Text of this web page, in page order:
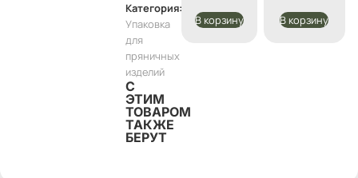
Категория:
Упаковка
для
пряничных
изделий
С
ЭТИМ
ТОВАРОМ
ТАКЖЕ
БЕРУТ
В корзину В корзину